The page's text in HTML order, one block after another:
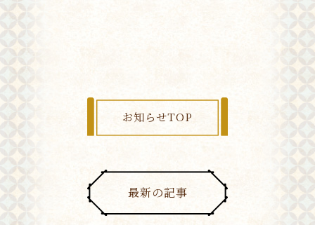
お知らせTOP
最新の記事